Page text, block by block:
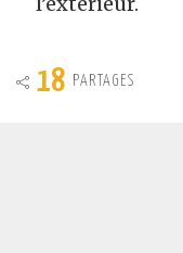
18 PARTAGES